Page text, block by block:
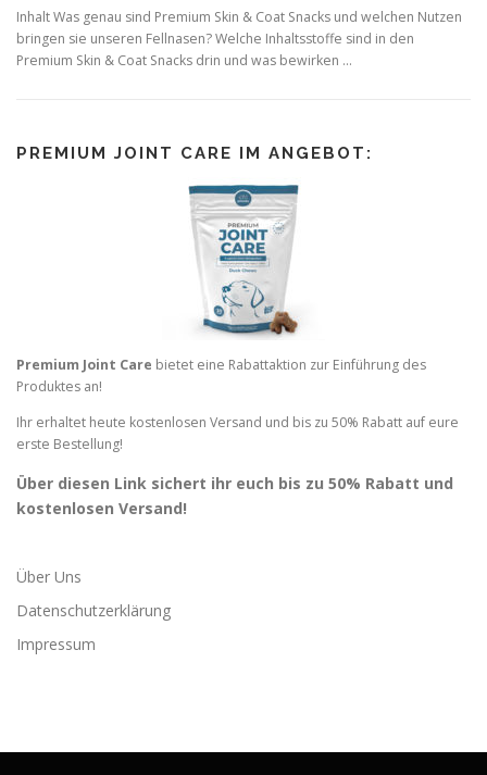
Inhalt Was genau sind Premium Skin & Coat Snacks und welchen Nutzen
bringen sie unseren Fellnasen? Welche Inhaltsstoffe sind in den
Premium Skin & Coat Snacks drin und was bewirken …
PREMIUM JOINT CARE IM ANGEBOT:
Premium Joint Care bietet eine Rabattaktion zur Einführung des
Produktes an!
Ihr erhaltet heute kostenlosen Versand und bis zu 50% Rabatt auf eure
erste Bestellung!
Über diesen Link sichert ihr euch bis zu 50% Rabatt und
kostenlosen Versand!
Über Uns
Datenschutzerklärung
Impressum